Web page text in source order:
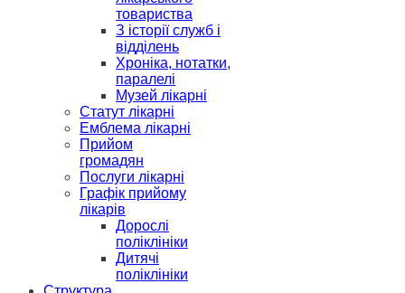
товариства
З історії служб і
відділень
Хроніка, нотатки,
паралелі
Музей лікарні
Статут лікарні
Емблема лікарні
Прийом
громадян
Послуги лікарні
Графік прийому
лікарів
Дорослі
поліклініки
Дитячі
поліклініки